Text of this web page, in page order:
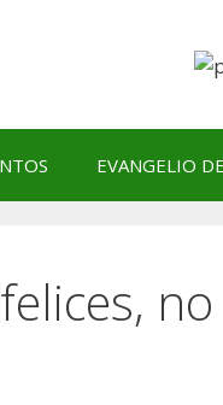
EVANGELIO